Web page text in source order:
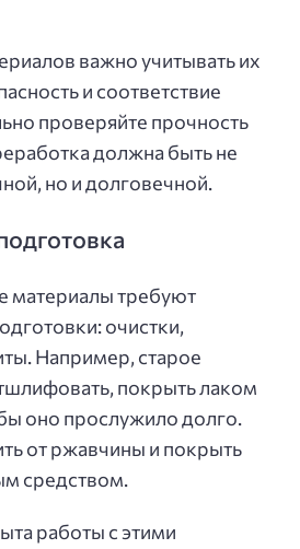
важно учитывать их
и соответствие
проверяйте прочность
должна быть не
но и долговечной.
материалы требуют
очистки,
Например, старое
покрыть лаком
оно прослужило долго.
от ржавчины и покрыть
средством.
работы с этими